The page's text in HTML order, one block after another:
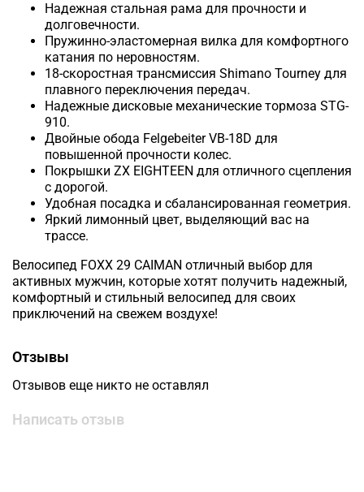
Надежная стальная рама для прочности и
долговечности.
Пружинно-эластомерная вилка для комфортного
катания по неровностям.
18-скоростная трансмиссия Shimano Tourney для
плавного переключения передач.
Надежные дисковые механические тормоза STG-
910.
Двойные обода Felgebeiter VB-18D для
повышенной прочности колес.
Покрышки ZX EIGHTEEN для отличного сцепления
с дорогой.
Удобная посадка и сбалансированная геометрия.
Яркий лимонный цвет, выделяющий вас на
трассе.
Велосипед FOXX 29 CAIMAN отличный выбор для
активных мужчин, которые хотят получить надежный,
комфортный и стильный велосипед для своих
приключений на свежем воздухе!
Отзывы
Отзывов еще никто не оставлял
Написать отзыв